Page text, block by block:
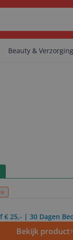
artikelen
Beauty & Verzorging
€ 25,- | 30 Dagen
Bekijk product